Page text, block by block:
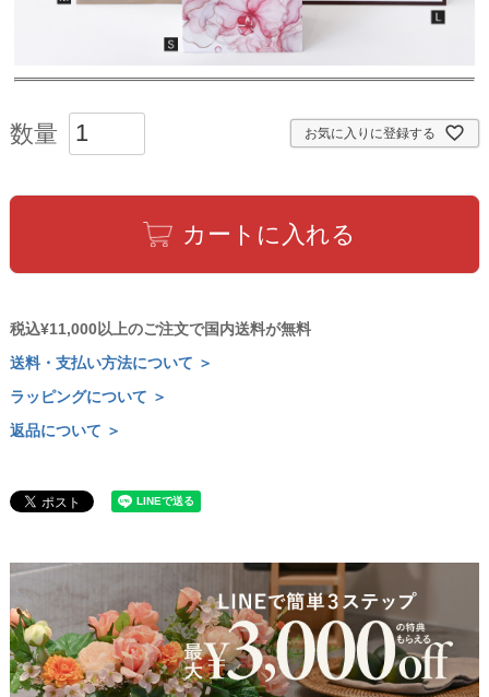
お気に入りに登録する
カートに入れる
税込¥11,000以上のご注文で国内送料が無料
送料・支払い方法について ＞
ラッピングについて ＞
返品について ＞